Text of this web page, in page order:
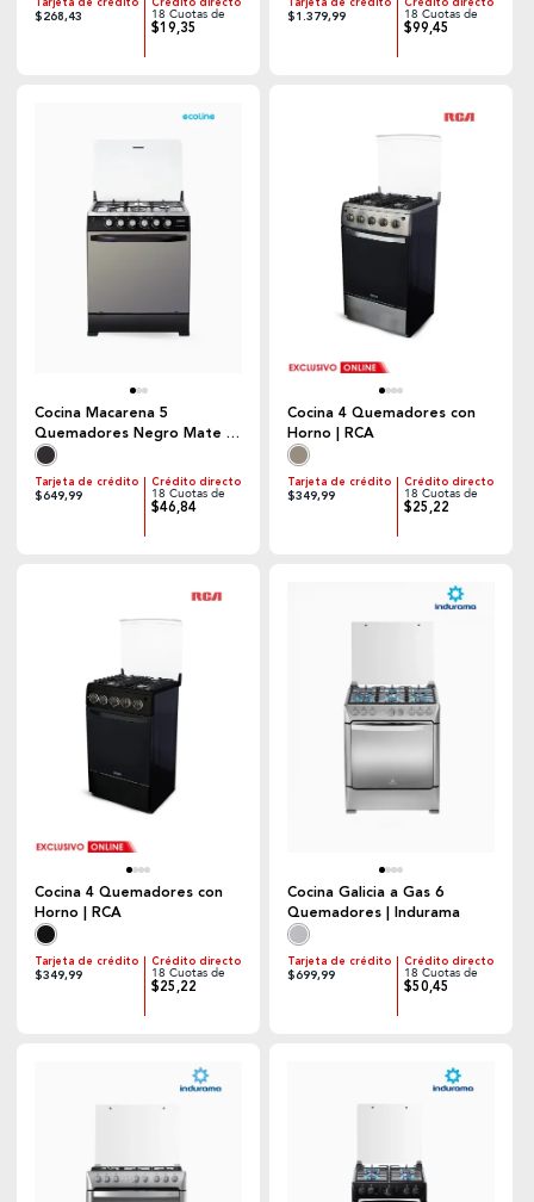
$268,43 18 Cuotas de
$19,35
Indurama + Cilindro de Gas
$1.379,99 18 Cuotas de
$99,45
Cocina Macarena 5
Quemadores Negro Mate |
Ecoline
Tarjeta de crédito
$649,99
Crédito directo
18 Cuotas de
$46,84
Cocina 4 Quemadores con
Horno | RCA
Tarjeta de crédito
$349,99
Crédito directo
18 Cuotas de
$25,22
Cocina 4 Quemadores con
Horno | RCA
Tarjeta de crédito
$349,99
Crédito directo
18 Cuotas de
$25,22
Cocina Galicia a Gas 6
Quemadores | Indurama
Tarjeta de crédito
$699,99
Crédito directo
18 Cuotas de
$50,45